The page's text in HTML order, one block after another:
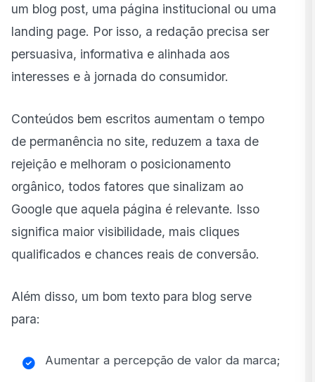
um blog post, uma página institucional ou uma
landing page. Por isso, a redação precisa ser
persuasiva, informativa e alinhada aos
interesses e à jornada do consumidor.
Conteúdos bem escritos aumentam o tempo
de permanência no site, reduzem a taxa de
rejeição e melhoram o posicionamento
orgânico, todos fatores que sinalizam ao
Google que aquela página é relevante. Isso
significa maior visibilidade, mais cliques
qualificados e chances reais de conversão.
Além disso, um bom texto para blog serve
para:
Aumentar a percepção de valor da marca;